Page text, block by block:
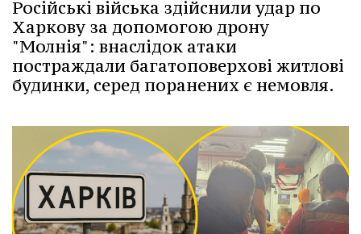
Російські війська здійснили удар по
Харкову за допомогою дрону
"Молнія": внаслідок атаки
постраждали багатоповерхові житлові
будинки, серед поранених є немовля.